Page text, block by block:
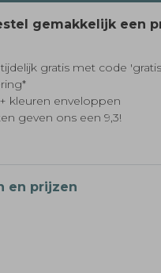
gemakkelijk een
gratis met code
kleuren enveloppen
geven ons een 9,3!
en prijzen